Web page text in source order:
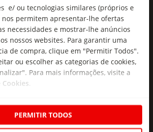
e/ ou tecnologias similares (próprios e
permitem apresentar-lhe ofertas
necessidades e mostrar-lhe anúncios
nossos websites. Para garantir uma
de compra, clique em "Permitir Todos".
ou escolher as categorias de cookies,
Para mais informações, visite a
PERMITIR TODOS
mais frescas no
para si.